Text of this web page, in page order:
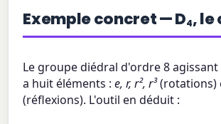
Exemple concret — D4, le
Le groupe diédral d'ordre 8
a huit éléments :e, r, r², r³(rotations)
(réflexions). L'outil en déduit :